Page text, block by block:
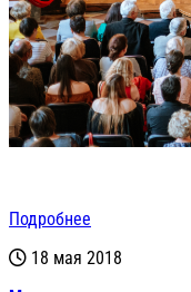
Подробнее
18 мая 2018